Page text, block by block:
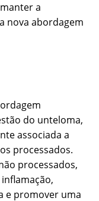
a
nova abordagem
do unteloma,
associada a
processados.
processados,
e promover uma